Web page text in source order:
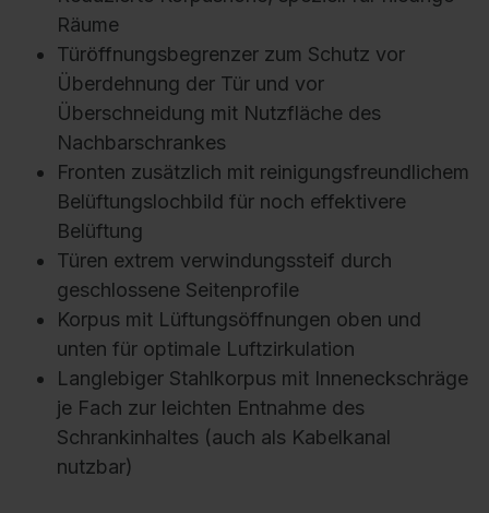
Räume
Türöffnungsbegrenzer zum Schutz vor
Überdehnung der Tür und vor
Überschneidung mit Nutzfläche des
Nachbarschrankes
Fronten zusätzlich mit reinigungsfreundlichem
Belüftungslochbild für noch effektivere
Belüftung
Türen extrem verwindungssteif durch
geschlossene Seitenprofile
Korpus mit Lüftungsöffnungen oben und
unten für optimale Luftzirkulation
Langlebiger Stahlkorpus mit Inneneckschräge
je Fach zur leichten Entnahme des
Schrankinhaltes (auch als Kabelkanal
nutzbar)